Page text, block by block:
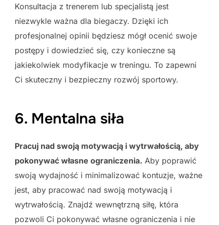
Konsultacja z trenerem lub specjalistą jest
niezwykle ważna dla biegaczy. Dzięki ich
profesjonalnej opinii będziesz mógł ocenić swoje
postępy i dowiedzieć się, czy konieczne są
jakiekolwiek modyfikacje w treningu. To zapewni
Ci skuteczny i bezpieczny rozwój sportowy.
6. Mentalna siła
Pracuj nad swoją motywacją i wytrwałością, aby
pokonywać własne ograniczenia. Aby poprawić
swoją wydajność i minimalizować kontuzje, ważne
jest, aby pracować nad swoją motywacją i
wytrwałością. Znajdź wewnętrzną siłę, która
pozwoli Ci pokonywać własne ograniczenia i nie